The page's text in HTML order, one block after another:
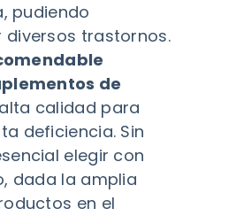
pudiendo
diversos trastornos.
de
calidad para
deficiencia. Sin
elegir con
dada la amplia
en el